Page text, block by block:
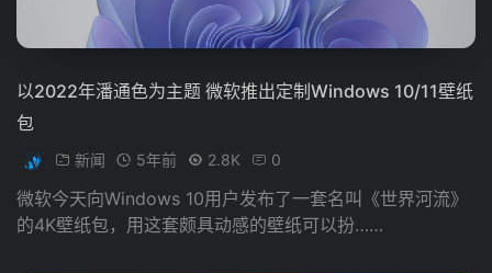
以2022年潘通色为主题 微软推出定制Windows 10/11壁纸
包
新闻 5年前 2.8K 0
微软今天向Windows 10用户发布了一套名叫《世界河流》
的4K壁纸包，用这套颇具动感的壁纸可以扮……